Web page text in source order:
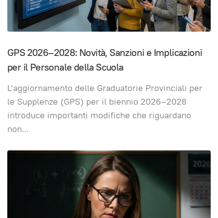
GPS 2026–2028: Novità, Sanzioni e Implicazioni
per il Personale della Scuola
L’aggiornamento delle Graduatorie Provinciali per
le Supplenze (GPS) per il biennio 2026–2028
introduce importanti modifiche che riguardano
non...